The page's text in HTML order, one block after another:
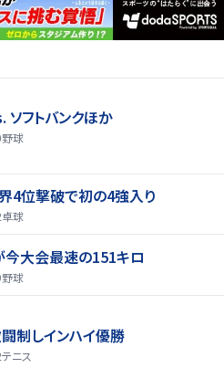
ソフトバンクほか
野球
4位撃破で初の4強入り
卓球
今大会最速の151キロ
野球
制しインハイ優勝
テニス